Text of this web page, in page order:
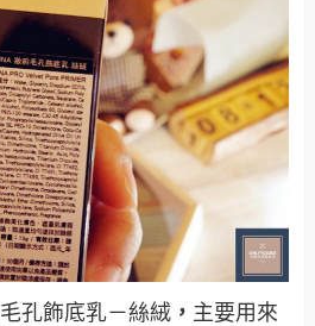
孔飾底乳－絲絨 ， 主要用來